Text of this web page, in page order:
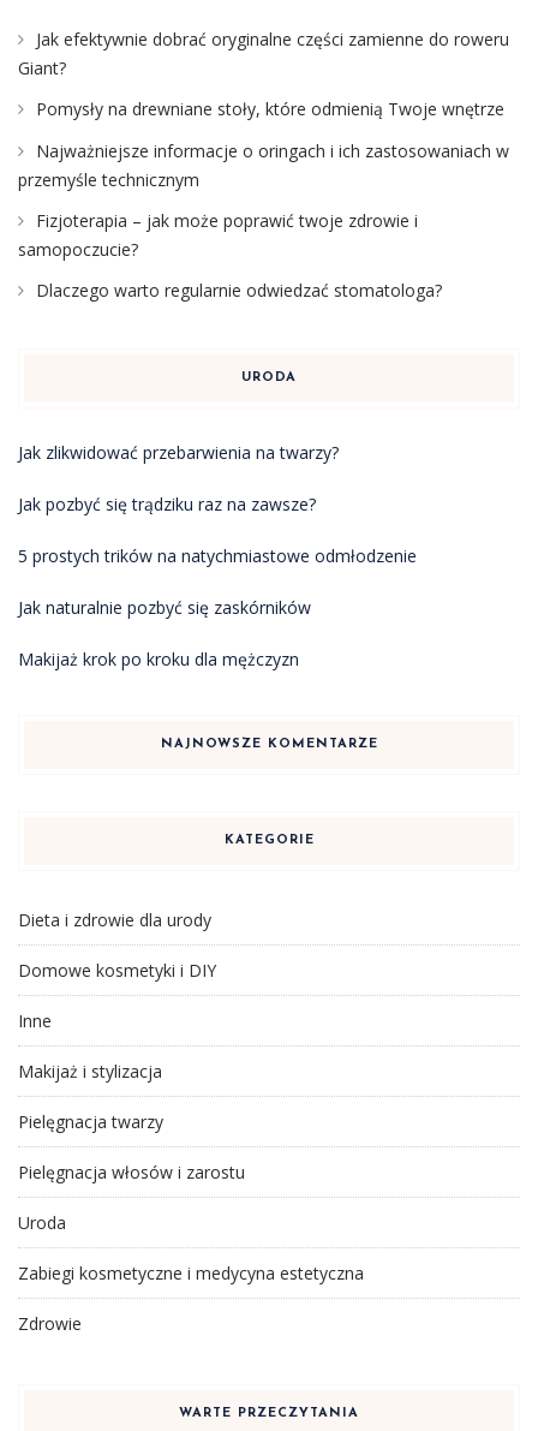
Jak efektywnie dobrać oryginalne części zamienne do roweru
Giant?
Pomysły na drewniane stoły, które odmienią Twoje wnętrze
Najważniejsze informacje o oringach i ich zastosowaniach w
przemyśle technicznym
Fizjoterapia – jak może poprawić twoje zdrowie i
samopoczucie?
Dlaczego warto regularnie odwiedzać stomatologa?
URODA
Jak zlikwidować przebarwienia na twarzy?
Jak pozbyć się trądziku raz na zawsze?
5 prostych trików na natychmiastowe odmłodzenie
Jak naturalnie pozbyć się zaskórników
Makijaż krok po kroku dla mężczyzn
NAJNOWSZE KOMENTARZE
KATEGORIE
Dieta i zdrowie dla urody
Domowe kosmetyki i DIY
Inne
Makijaż i stylizacja
Pielęgnacja twarzy
Pielęgnacja włosów i zarostu
Uroda
Zabiegi kosmetyczne i medycyna estetyczna
Zdrowie
WARTE PRZECZYTANIA